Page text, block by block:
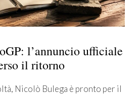
l’annuncio ufficiale
il ritorno
Nicolò Bulega è pronto per il